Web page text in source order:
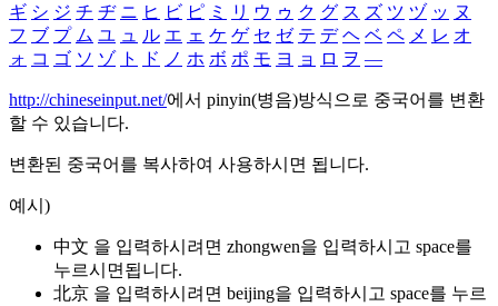
ギ シ ジ チ ヂ ニ ヒ ビ ピ ミ リ ウ ゥ ク グ ス ズ ツ ヅ ッ ヌ
フ ブ プ ム ユ ュ ル エ ェ ケ ゲ セ ゼ テ デ ヘ ベ ペ メ レ オ
ォ コ ゴ ソ ゾ ト ド ノ ホ ボ ポ モ ヨ ョ ロ ヲ ―
http://chineseinput.net/에서 pinyin(병음)방식으로 중국어를 변환
할 수 있습니다.
변환된 중국어를 복사하여 사용하시면 됩니다.
예시)
中文 을 입력하시려면 zhongwen을 입력하시고 space를
누르시면됩니다.
北京 을 입력하시려면 beijing을 입력하시고 space를 누르